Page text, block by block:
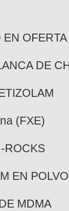
OFERTA
DE
(FXE)
ROCKS
EN POLVO
MDMA